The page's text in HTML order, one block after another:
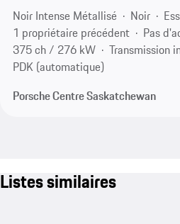
Noir Intense Métallisé
Noir
1 propriétaire précédent
Pas
375 ch / 276 kW
Transmission
PDK (automatique)
Porsche Centre Saskatchewan
Listes similaires